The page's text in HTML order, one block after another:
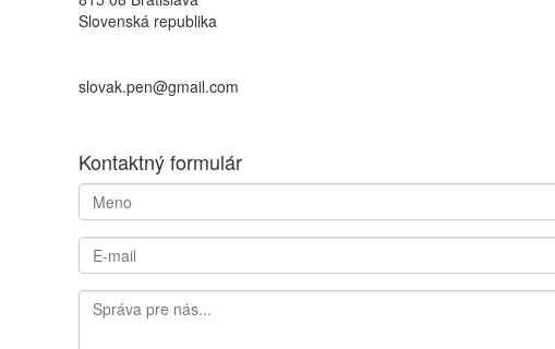
Slovenská republika
slovak.pen@gmail.com
Kontaktný formulár